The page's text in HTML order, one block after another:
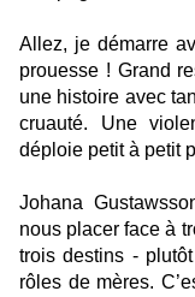
Allez, je démarre
prouesse ! Grand
une histoire avec
cruauté. Une
déploie petit à petit
Johana
nous placer face à
trois destins -
rôles de mères.